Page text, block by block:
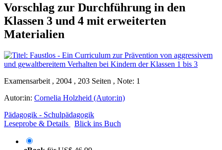
Vorschlag zur Durchführung in den
Klassen 3 und 4 mit erweiterten
Materialien
Examensarbeit , 2004 , 203 Seiten , Note: 1
Autor:in: Cornelia Holzheid (Autor:in)
Pädagogik - Schulpädagogik
Leseprobe & Details
Blick ins Buch